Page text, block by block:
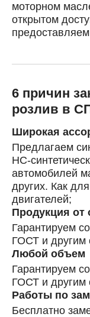
моторном
открытом
6 причин
розлив в
Широкая
Предлагаем
HC-
автомобилей
других. Как
двигателей;
Продукция
Гарантируем
ГОСТ и другим
Любой объем
Гарантируем
ГОСТ и другим
Работы по
Бесплатно